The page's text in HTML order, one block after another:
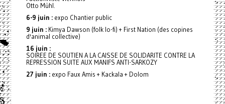
Otto Mühl.
6-9 juin :expo Chantier public
9 juin :Kimya Dawson (folk lo-fi) + First Nation (des copines
d'animal collective)
16 juin :
SOIREE DE SOUTIEN A LA CAISSE DE SOLIDARITE CONTRE LA
REPRESSION SUITE AUX MANIFS ANTI-SARKOZY
27 juin :expo Faux Amis + Kackala + Dolom